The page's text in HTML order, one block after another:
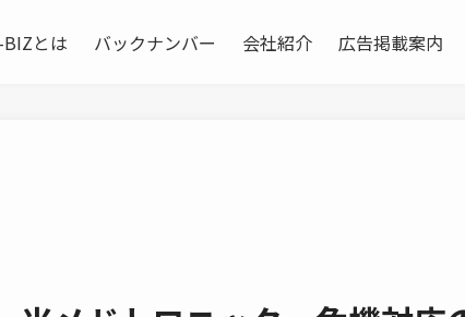
BIZとは バックナンバー 会社紹介 広告掲載案内